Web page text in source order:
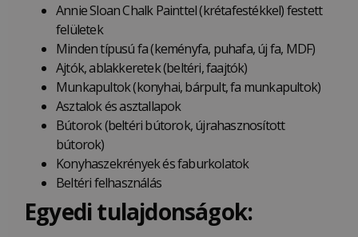
Annie Sloan Chalk Painttel (krétafestékkel) festett
felületek
Minden típusú fa (keményfa, puhafa, új fa, MDF)
Ajtók, ablakkeretek (beltéri, faajtók)
Munkapultok (konyhai, bárpult, fa munkapultok)
Asztalok és asztallapok
Bútorok (beltéri bútorok, újrahasznosított
bútorok)
Konyhaszekrények és faburkolatok
Beltéri felhasználás
Egyedi tulajdonságok: